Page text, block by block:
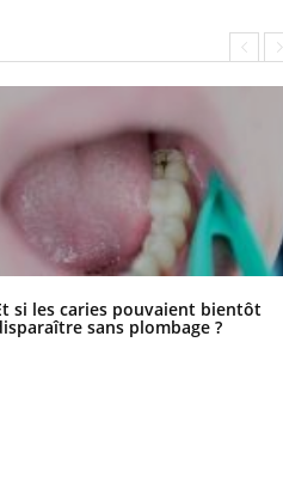
si les caries pouvaient bientôt
sans plombage ?